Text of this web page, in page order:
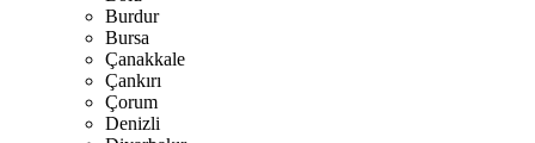
Burdur
Bursa
Çanakkale
Çankırı
Çorum
Denizli